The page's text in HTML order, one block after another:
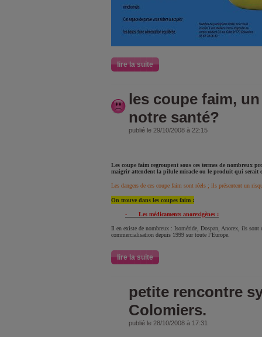
lire la suite
les coupe faim,
notre santé?
publié le 29/10/2008 à 22:15
Les coupe faim regroupent sous ces termes de nombreux
maigrir attendent la pilule miracle ou le produit qui serait
Les dangers de ces coupe faim sont réels ; ils présentent un
On trouve dans les coupes faim :
- Les médicaments anorexigènes :
Il en existe de nombreux : Isoméride, Dospan, Anorex, ils sont
commercialisation depuis 1999 sur toute l’Europe.
lire la suite
petite rencontre
Colomiers.
publié le 28/10/2008 à 17:31